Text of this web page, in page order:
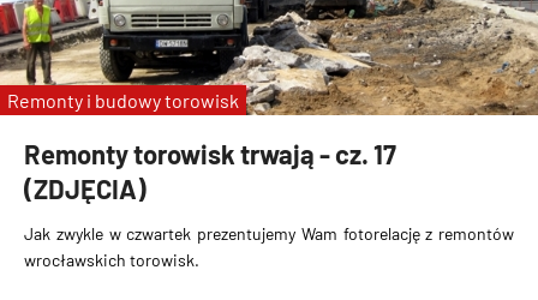
Remonty torowisk trwają - cz. 17
(ZDJĘCIA)
Jak zwykle w czwartek prezentujemy Wam fotorelację z remontów
wrocławskich torowisk.
Remonty i budowy torowisk